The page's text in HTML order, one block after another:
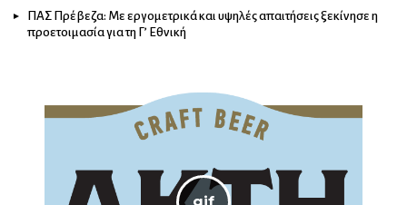
ΠΑΣ Πρέβεζα: Με εργομετρικά και υψηλές απαιτήσεις ξεκίνησε η
προετοιμασία για τη Γ’ Εθνική